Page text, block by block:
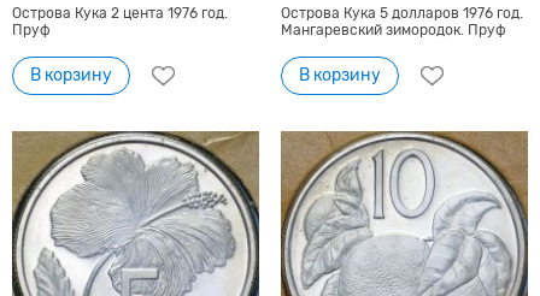
Острова Кука 2 цента 1976 год.
Пруф
В корзину
Острова Кука 5 долларов 1976 год.
Мангаревский зимородок. Пруф
В корзину